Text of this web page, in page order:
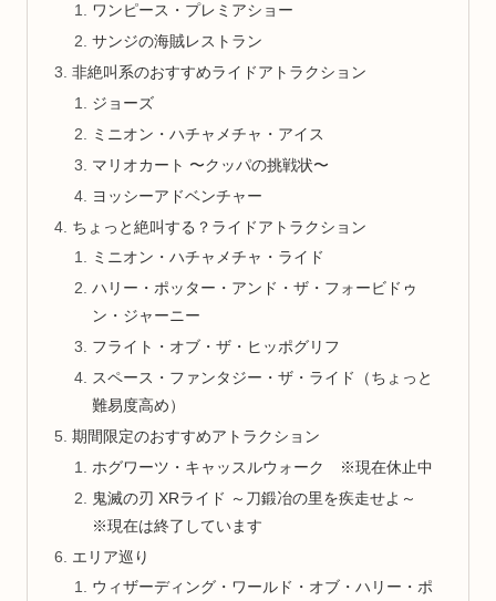
ワンピース・プレミアショー
サンジの海賊レストラン
非絶叫系のおすすめライドアトラクション
ジョーズ
ミニオン・ハチャメチャ・アイス
マリオカート 〜クッパの挑戦状〜
ヨッシーアドベンチャー
ちょっと絶叫する？ライドアトラクション
ミニオン・ハチャメチャ・ライド
ハリー・ポッター・アンド・ザ・フォービドゥ
ン・ジャーニー
フライト・オブ・ザ・ヒッポグリフ
スペース・ファンタジー・ザ・ライド（ちょっと
難易度高め）
期間限定のおすすめアトラクション
ホグワーツ・キャッスルウォーク ※現在休止中
鬼滅の刃 XRライド ～刀鍛冶の里を疾走せよ～
※現在は終了しています
エリア巡り
ウィザーディング・ワールド・オブ・ハリー・ポ